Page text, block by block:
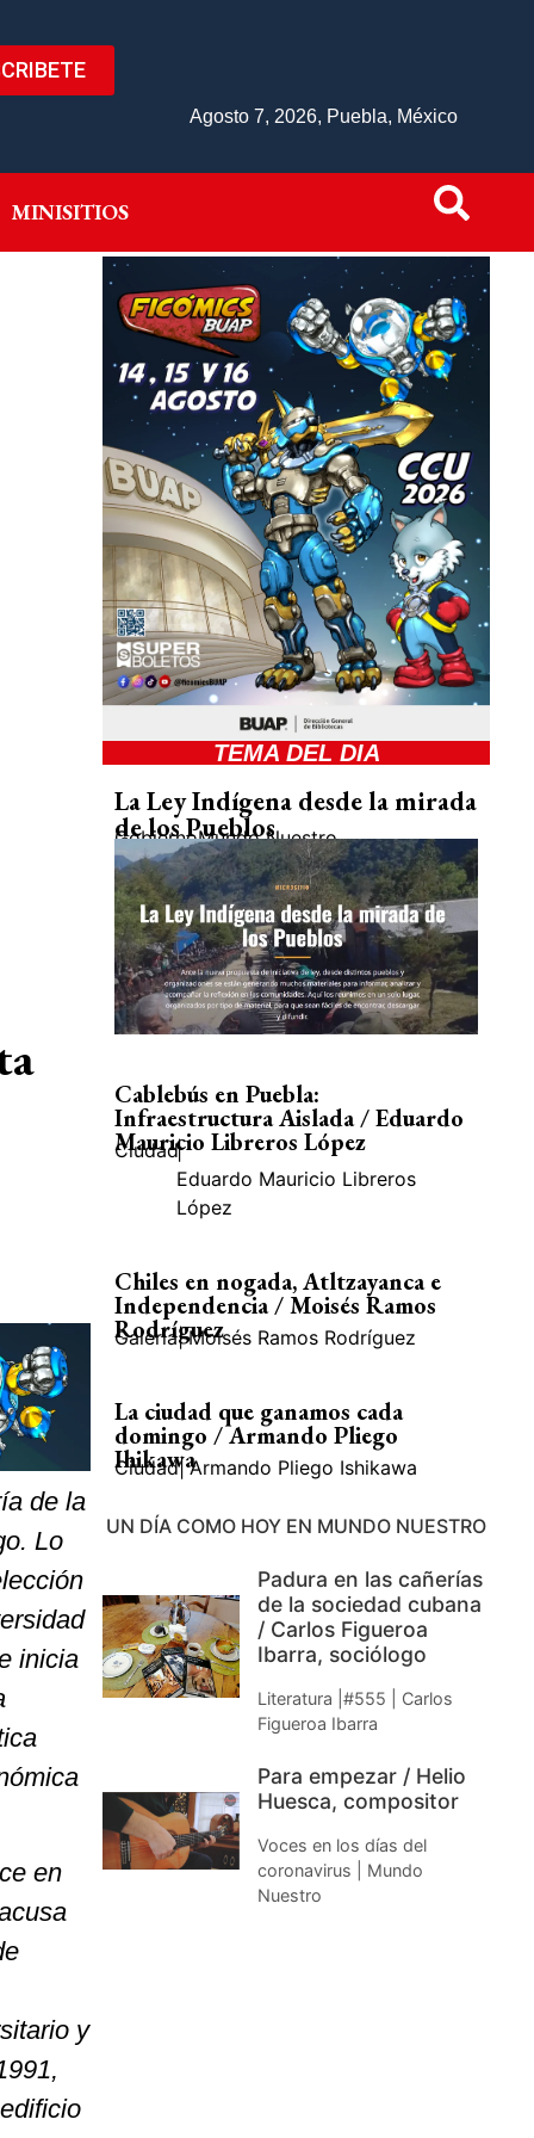
Agosto 7, 2026, Puebla, México
MINISITIOS
MINISITIOS
de la
Lo
inicia
en
y
TEMA DEL DIA
La Ley Indígena desde la mirada
de los Pueblos
GobiernoMundo Nuestro
Cablebús en Puebla:
Infraestructura Aislada / Eduardo
Mauricio Libreros López
Ciudad|
Eduardo Mauricio Libreros
López
Chiles en nogada, Atltzayanca e
Independencia / Moisés Ramos
Rodríguez
Galería| Moisés Ramos Rodríguez
La ciudad que ganamos cada
domingo / Armando Pliego
Ihikawa
Ciudad| Armando Pliego Ishikawa
UN DÍA COMO HOY EN MUNDO NUESTRO
Padura en las cañerías
de la sociedad cubana
/ Carlos Figueroa
Ibarra, sociólogo
Literatura |#555 | Carlos
Figueroa Ibarra
Para empezar / Helio
Huesca, compositor
Voces en los días del
coronavirus | Mundo
Nuestro